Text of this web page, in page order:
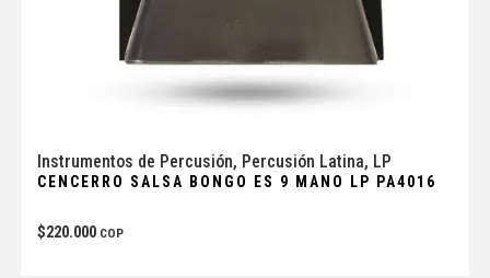
Instrumentos de Percusión, Percusión Latina, LP
CENCERRO SALSA BONGO ES 9 MANO LP PA4016
$220.000 COP